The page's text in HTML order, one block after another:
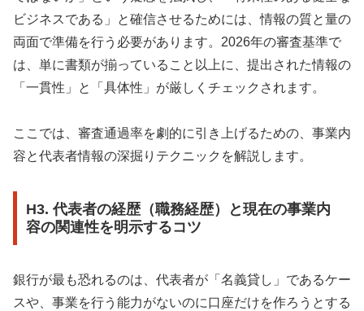
ビジネスである」と確信させるためには、情報の質と量の
両面で準備を行う必要があります。2026年の審査基準で
は、単に書類が揃っていること以上に、提出された情報の
「一貫性」と「具体性」が厳しくチェックされます。
ここでは、審査通過率を劇的に引き上げるための、事業内
容と代表者情報の深掘りテクニックを解説します。
H3. 代表者の経歴（職務経歴）と現在の事業内
容の関連性を明示するコツ
銀行が最も恐れるのは、代表者が「名義貸し」であるケー
スや、事業を行う能力がないのに口座だけを作ろうとする